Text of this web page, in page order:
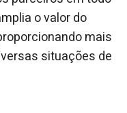
o valor do
mais
situações de